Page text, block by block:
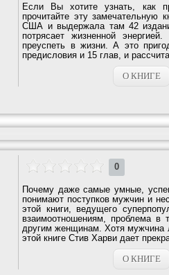
Если Вы хотите узнать, как
прочитайте эту замечательную
США и выдержала там 42
потрясает жизненной
преуспеть в жизни. А это
предисловия и 15 глав, и
О КНИГЕ
0
Почему даже самые умные,
понимают поступков мужчин и
этой книги, ведущего
взаимоотношениям, проблема
другим женщинам. Хотя мужчина
этой книге Стив Харви дает
О КНИГЕ